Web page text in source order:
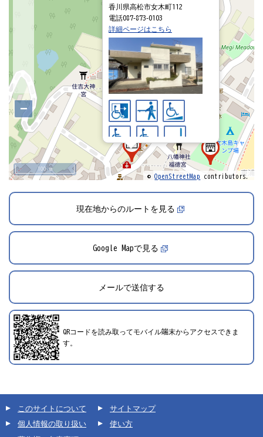
香川県高松市女木町112
電話087‐873‐0103
詳細ページはこちら
−
©OpenStreetMap contributors.
100 m
現在地からのルートを見る
Google Mapで見る
メールで送信する
QRコードを読み取ってモバイル端末からアクセスできま
す。
このサイトについて
個人情報の取り扱い
サイトマップ
使い方